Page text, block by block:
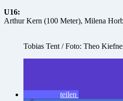
U16:
Arthur Kern (100 Meter), Milena
Tobias Tent / Foto: Theo
teilen